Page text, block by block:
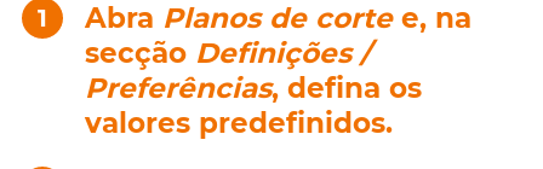
Abra Planos de cortee, na
secção Definições /
Preferências, defina os
valores predefinidos.